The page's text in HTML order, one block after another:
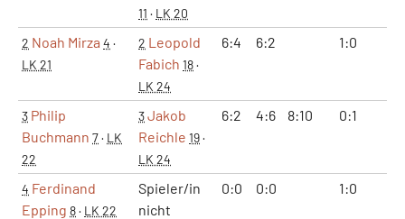
11 · LK 20
2 Noah Mirza 4 ·
LK 21
2 Leopold
Fabich 18·
LK 24
6:4 6:2 1:0
3 Philip
Buchmann 7· LK
22
3Jakob
Reichle 19·
LK 24
6:2 4:6 8:10 0:1
4 Ferdinand
Epping 8· LK 22
Spieler/in
nicht
0:0 0:0 1:0